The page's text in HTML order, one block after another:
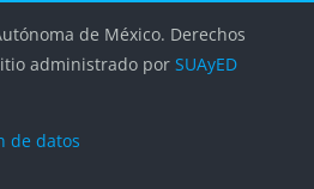
de México. Derechos
administrado por SUAyED
de datos